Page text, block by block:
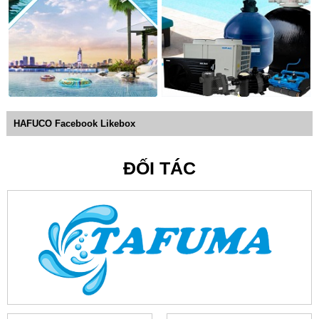
Hình ảnh Cholorine dạng bột
2. Hóa chất Chlorine dạng viên (TCAA)
Chlorine dạng viên tồn tại dưới dạng viên nén, nên khả
năng tan chậm hơn so với dạng bột. Giúp duy trì
dư trong nước hồ bơi ở ngưỡng tiêu chuẩn lâu hơn. TCAA
HAFUCO Facebook Likebox
ĐỐI TÁC